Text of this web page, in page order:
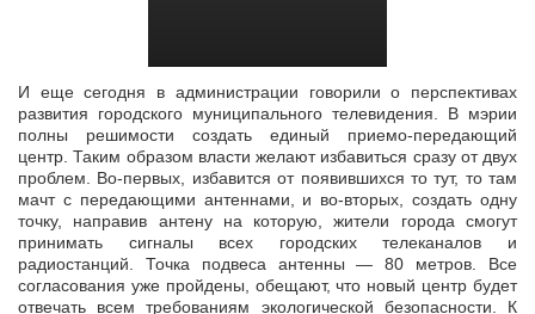
И еще сегодня в администрации говорили о перспективах
развития городского муниципального телевидения. В мэрии
полны решимости создать единый приемо-передающий
центр. Таким образом власти желаютизбавиться сразу от двух
проблем. Во-первых, избавится от появившихся то тут, то там
мачт с передающими антеннами, и во-вторых, создать одну
точку, направив антену на которую, жители города смогут
принимать сигналы всех городских телеканалов и
радиостанций. Точка подвеса антенны — 80 метров. Все
согласования уже пройдены, обещают, что новый центр будет
отвечать всем требованиям экологической безопасности. К